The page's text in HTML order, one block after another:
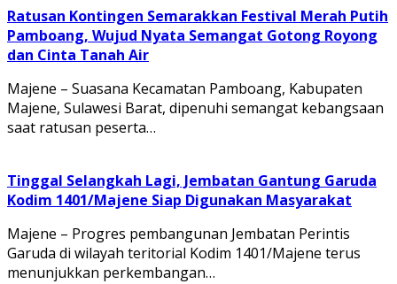
Ratusan Kontingen Semarakkan Festival Merah Putih
Pamboang, Wujud Nyata Semangat Gotong Royong
dan Cinta Tanah Air
Majene – Suasana Kecamatan Pamboang, Kabupaten
Majene, Sulawesi Barat, dipenuhi semangat kebangsaan
saat ratusan peserta…
Tinggal Selangkah Lagi, Jembatan Gantung Garuda
Kodim 1401/Majene Siap Digunakan Masyarakat
Majene – Progres pembangunan Jembatan Perintis
Garuda di wilayah teritorial Kodim 1401/Majene terus
menunjukkan perkembangan…